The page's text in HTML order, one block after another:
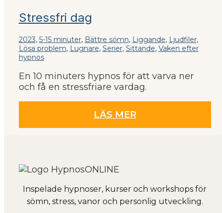
Stressfri dag
2023, 5-15 minuter, Bättre sömn, Liggande, Ljudfiler,
Lösa problem, Lugnare, Serier, Sittande, Vaken efter
hypnos
En 10 minuters hypnos för att varva ner
och få en stressfriare vardag.
LÄS MER
Inspelade hypnoser, kurser och workshops för
sömn, stress, vanor och personlig utveckling.